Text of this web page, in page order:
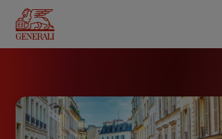
contenu
principal